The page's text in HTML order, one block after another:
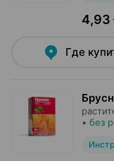
4,93
Где
• без